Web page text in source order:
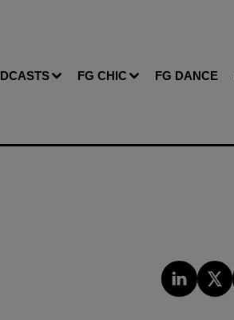
FG CHIC FG DANCE